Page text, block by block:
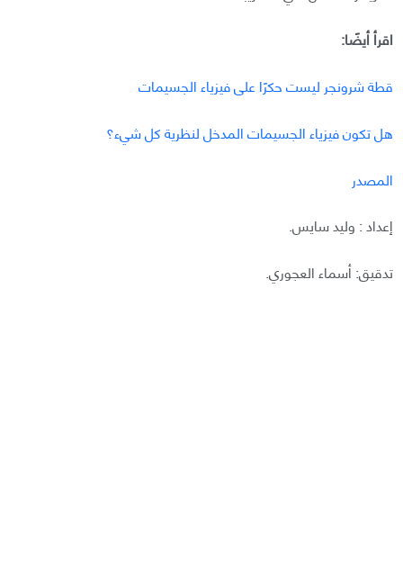
اقرأ أيضًا:
قطة شرونجر ليست حكرًا على فيزياء الجسيمات
هل تكون فيزياء الجسيمات المدخل لنظرية كل شيء؟
المصدر
إعداد : وليد سايس.
تدقيق: أسماء العجوري.